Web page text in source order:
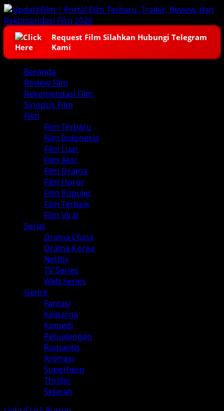
Skip
to
content
Request Film Silahkan Hubungi Telegram
Kami
Primary
Menu
Beranda
Review Film
Rekomendasi Film
Sinopsis Film
Film
Film Terbaru
Film Indonesia
Film Luar
Film Aksi
Film Drama
Film Horor
Film Populer
Film Terbaik
Film Viral
Serial
Drama China
Drama Korea
Netflix
TV Series
Web Series
Genre
Fantasi
Keluarga
Komedi
Petualangan
Romantis
Animasi
Superhero
Thriller
Sejarah